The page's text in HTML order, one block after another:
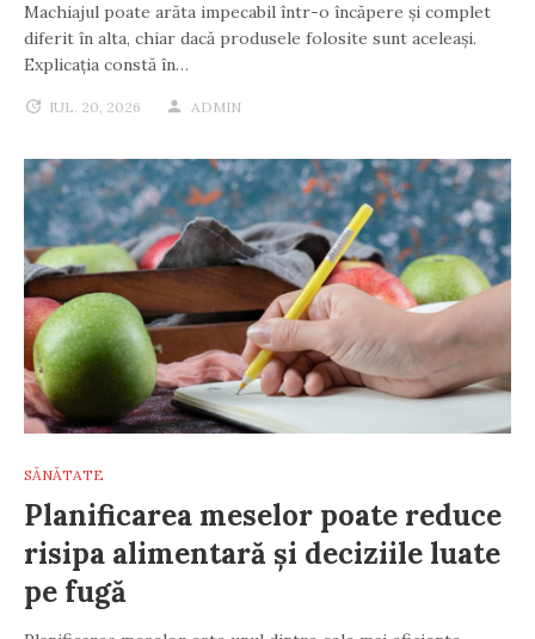
Machiajul poate arăta impecabil într-o încăpere și complet
diferit în alta, chiar dacă produsele folosite sunt aceleași.
Explicația constă în…
IUL. 20, 2026 ADMIN
SĂNĂTATE
Planificarea meselor poate reduce
risipa alimentară și deciziile luate
pe fugă